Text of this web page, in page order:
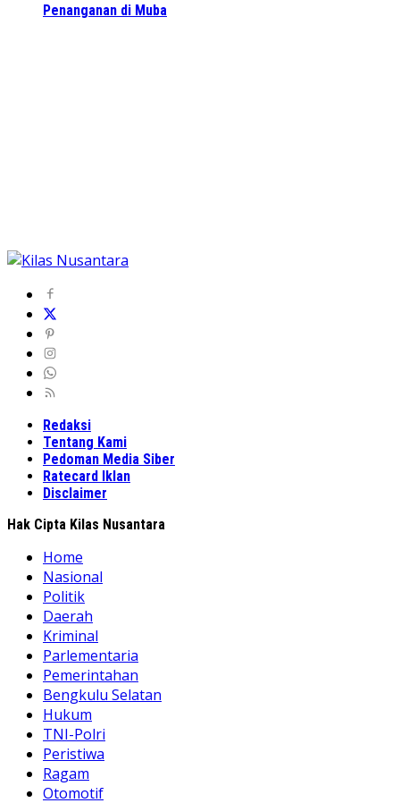
Penanganan di Muba
Redaksi
Tentang Kami
Pedoman Media Siber
Ratecard Iklan
Disclaimer
Hak Cipta Kilas Nusantara
Home
Nasional
Politik
Daerah
Kriminal
Parlementaria
Pemerintahan
Bengkulu Selatan
Hukum
TNI-Polri
Peristiwa
Ragam
Otomotif